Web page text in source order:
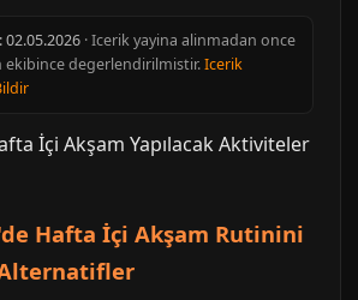
02.05.2026 · Icerik yayina alinmadan once
ekibince degerlendirilmistir.Icerik
Hafta İçi Akşam Rutinini